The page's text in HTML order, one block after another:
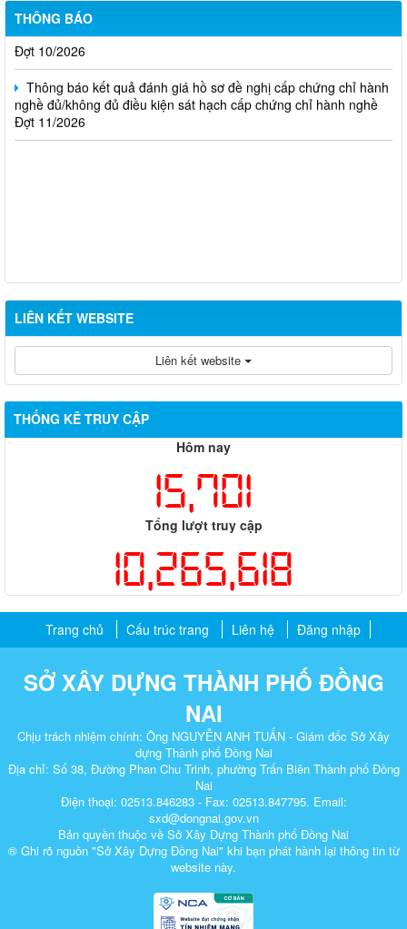
THÔNG BÁO
Thông báo kết quả đánh giá hồ sơ đề nghị cấp chứng chỉ hành
nghề đủ/không đủ điều kiện sát hạch cấp chứng chỉ hành nghề
Đợt 10/2026
Thông báo kết quả đánh giá hồ sơ đề nghị cấp chứng chỉ hành
nghề đủ/không đủ điều kiện sát hạch cấp chứng chỉ hành nghề
Đợt 11/2026
LIÊN KẾT WEBSITE
Liên kết website
THỐNG KÊ TRUY CẬP
Hôm nay
15,701
Tổng lượt truy cập
10,265,618
Trang chủ Cấu trúc trang Liên hệ Đăng nhập
SỞ XÂY DỰNG THÀNH PHỐ ĐỒNG
NAI
Chịu trách nhiệm chính: Ông NGUYỄN ANH TUẤN - Giám đốc Sở Xây
dựng Thành phố Đồng Nai
Địa chỉ: Số 38, Đường Phan Chu Trinh, phường Trấn Biên Thành phố Đồng
Nai
Điện thoại: 02513.846283 - Fax: 02513.847795. Email:
sxd@dongnai.gov.vn
Bản quyền thuộc về Sở Xây Dựng Thành phố Đồng Nai
® Ghi rõ nguồn "Sở Xây Dựng Đồng Nai" khi bạn phát hành lại thông tin từ
website này.​